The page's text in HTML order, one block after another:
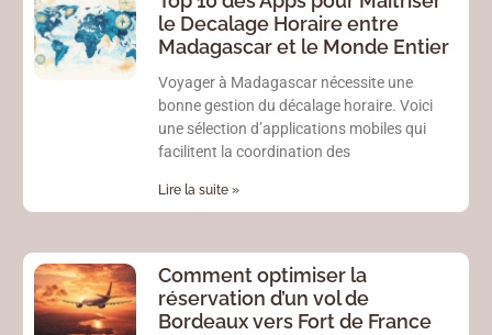
le Decalage Horaire entre
Madagascar et le Monde Entier
Voyager à Madagascar nécessite une
bonne gestion du décalage horaire. Voici
une sélection d’applications mobiles qui
facilitent la coordination des
Lire la suite »
Comment optimiser la
réservation d’un vol de
Bordeaux vers Fort de France